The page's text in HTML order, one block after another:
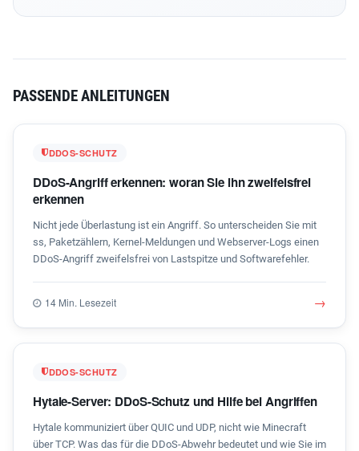
PASSENDE ANLEITUNGEN
DDOS-SCHUTZ
DDoS-Angriff erkennen: woran Sie ihn zweifelsfrei
erkennen
Nicht jede Überlastung ist ein Angriff. So unterscheiden Sie mit
ss, Paketzählern, Kernel-Meldungen und Webserver-Logs einen
DDoS-Angriff zweifelsfrei von Lastspitze und Softwarefehler.
14 Min. Lesezeit →
DDOS-SCHUTZ
Hytale-Server: DDoS-Schutz und Hilfe bei Angriffen
Hytale kommuniziert über QUIC und UDP, nicht wie Minecraft
über TCP. Was das für die DDoS-Abwehr bedeutet und wie Sie im